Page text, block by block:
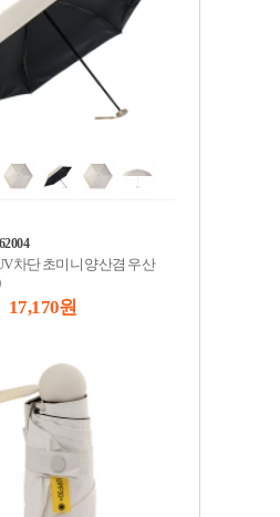
차단 초미니 양산겸 우산
17,170 원